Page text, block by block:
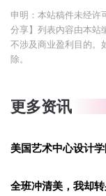
了疑问：为什么要
帮助大吗？
后面我了解到，
国
申明：本站稿件未经许
分享】列表内容由本站
不涉及商业盈利目的。
除。
更多资讯
全班冲清美，我却